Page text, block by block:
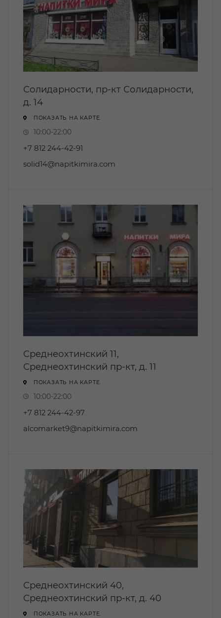
Солидарности, пр-кт Солидарности,
д. 14
ПОКАЗАТЬ НА КАРТЕ.
10:00-22:00
+7 812 244-42-91
solid14@napitkimira.com
Среднеохтинский 11,
Среднеохтинский пр-кт, д. 11
ПОКАЗАТЬ НА КАРТЕ.
10:00-22:00
+7 812 244-42-97
alcomarket9@napitkimira.com
Среднеохтинский 40,
Среднеохтинский пр-кт, д. 40
ПОКАЗАТЬ НА КАРТЕ.